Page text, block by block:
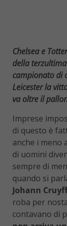
Chelsea e
della
campionato di
Leicester la
va oltre il
Imprese
di questo è
anche i meno
di uomini
sempre di
quando si
Johann
roba per
contavano di